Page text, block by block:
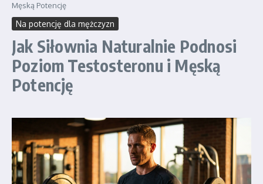
Męską Potencję
Na potencję dla mężczyzn
Jak Siłownia Naturalnie Podnosi
Poziom Testosteronu i Męską
Potencję